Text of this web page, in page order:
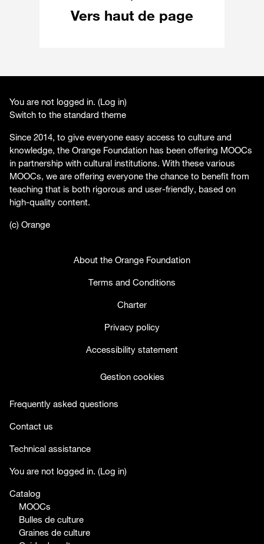
Vers haut de page
You are not logged in. (Log in)
Switch to the standard theme
Since 2014, to give everyone easy access to culture and
knowledge, the Orange Foundation has been offering MOOCs
in partnership with cultural institutions. With these various
MOOCs, we are offering everyone the chance to benefit from
teaching that is both rigorous and user-friendly, based on
high-quality content.
(c) Orange
About the Orange Foundation
Terms and Conditions
Charter
Privacy policy
Accessibility statement
Gestion cookies
Frequently asked questions
Contact us
Technical assistance
facebook
twitter
youtube
You are not logged in. (Log in)
Catalog
MOOCs
Bulles de culture
Graines de culture